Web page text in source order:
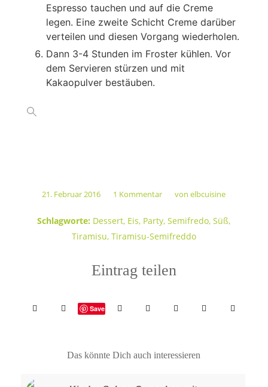
Espresso tauchen und auf die Creme
legen. Eine zweite Schicht Creme darüber
verteilen und diesen Vorgang wiederholen.
Dann 3-4 Stunden im Froster kühlen. Vor
dem Servieren stürzen und mit
Kakaopulver bestäuben.
21. Februar 2016
/ 1 Kommentar
/ vonelbcuisine
Schlagworte: Dessert, Eis, Party,Semifredo,Süß,
Tiramisu, Tiramisu-Semifreddo
Eintrag teilen
Save
Das könnte Dich auch interessieren